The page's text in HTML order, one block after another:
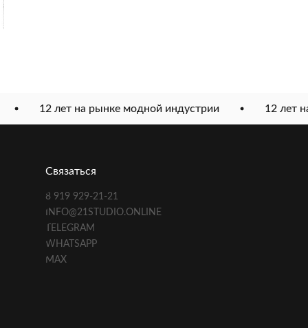
12 лет на рынке модной индустрии 12 лет
Связаться
8 919 929-21-21
INFO@21STUDIO.ONLINE
TELEGRAM
WHATSAPP
MAX